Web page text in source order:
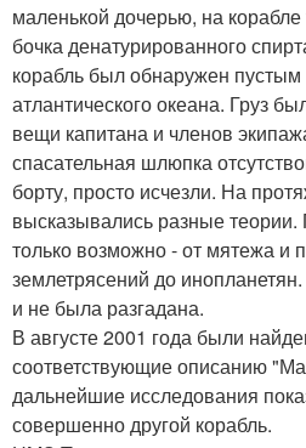
маленькой дочерью, на
бочка денатурированного
корабль был обнаружен
атлантического океана. Груз
вещи капитана и членов
спасательная шлюпка
борту, просто исчезли. На
высказывались разные теории.
только возможно - от мятежа и
землетрясений до
и не была разгадана.
В августе 2001 года были
соответствующие описанию
дальнейшие исследования
совершенно другой корабль.